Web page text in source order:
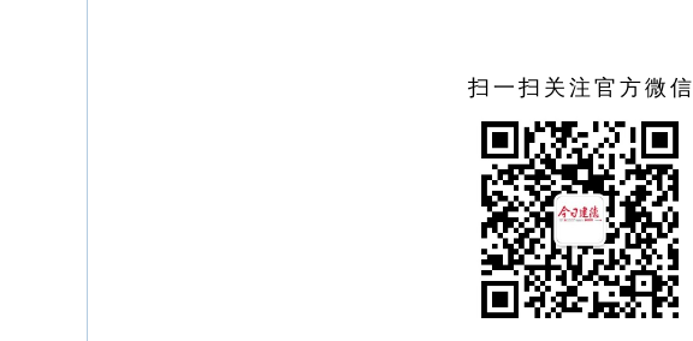
扫一扫关注官方微信